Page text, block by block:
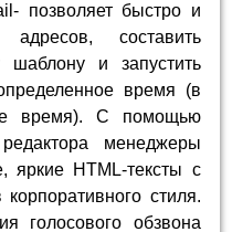
позволяет быстро и
составить
шаблону и запустить
время (в
время). С помощью
редактора менеджеры
яркие HTML-тексты с
стиля.
голосового обзвона